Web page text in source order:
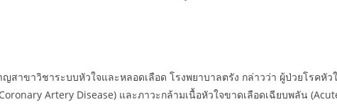
สาขาวิชาระบบหัวใจและหลอดเลือด โรงพยาบาลตรัง กล่าวว่า ผู้ป่วยโรค
Artery Disease) และภาวะกล้ามเนื้อหัวใจขาดเลือดเฉียบพลัน